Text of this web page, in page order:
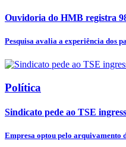
Ouvidoria do HMB registra
Pesquisa avalia a experiência dos
Política
Sindicato pede ao TSE
Empresa optou pelo arquivamento